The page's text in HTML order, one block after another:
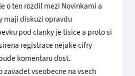
o ten rozdil mezi Novinkami a
maji diskuzi opravdu
pod clanky je tisice a proto si
registrace nejake cifry
komentaru dost.
zavadet vseobecne na vsech